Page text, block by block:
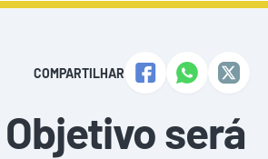
COMPARTILHAR
será